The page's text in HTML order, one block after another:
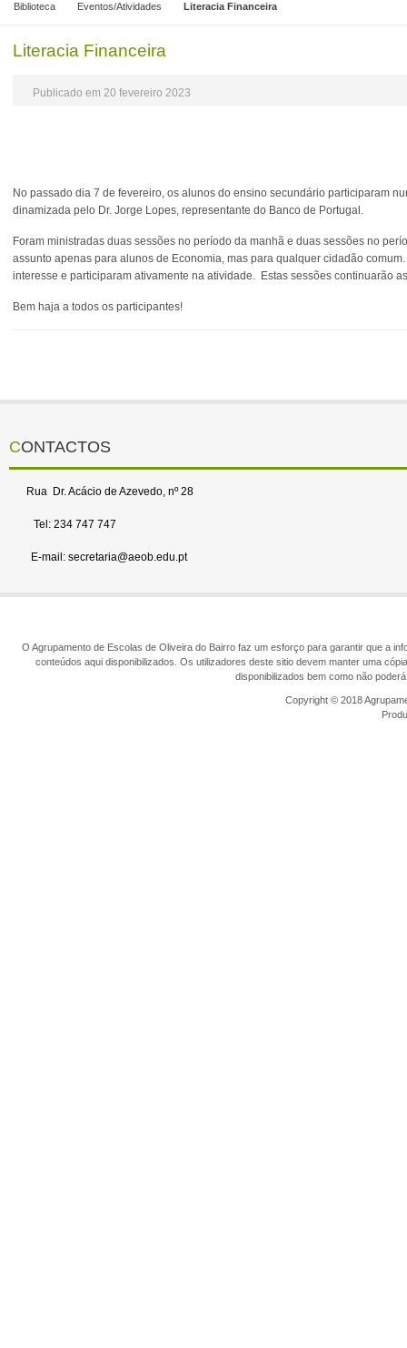
Biblioteca Eventos/Atividades Literacia Financeira
Literacia Financeira
Publicado em 20 fevereiro 2023
No passado dia 7 de fevereiro, os alunos do ensino secundário participaram
dinamizada pelo Dr. Jorge Lopes, representante do Banco de Portugal.
Foram ministradas duas sessões no período da manhã e duas sessões no
assunto apenas para alunos de Economia, mas para qualquer cidadão
interesse e participaram ativamente na atividade. Estas sessões continuarão
Bem haja a todos os participantes!
CONTACTOS
Rua Dr. Acácio de Azevedo, nº 28
Tel: 234 747 747
E-mail: secretaria@aeob.edu.pt
O Agrupamento de Escolas de Oliveira do Bairro faz um esforço para garantir que a
conteúdos aqui disponibilizados. Os utilizadores deste sitio devem manter uma
disponibilizados bem como não
Copyright © 2018